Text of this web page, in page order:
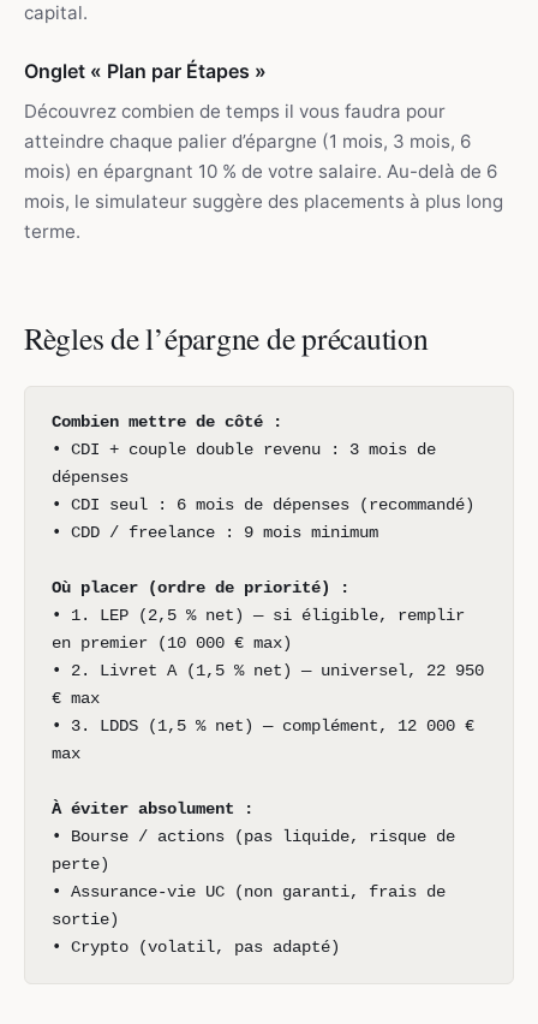
capital.
Onglet « Plan par Étapes »
Découvrez combien de temps il vous faudra pour
atteindre chaque palier d’épargne (1 mois, 3 mois, 6
mois) en épargnant 10 % de votre salaire. Au-delà de 6
mois, le simulateur suggère des placements à plus long
terme.
Règles de l’épargne de précaution
Combien mettre de côté :
• CDI + couple double revenu : 3 mois de
dépenses
• CDI seul : 6 mois de dépenses (recommandé)
• CDD / freelance : 9 mois minimum
Où placer (ordre de priorité) :
• 1. LEP (2,5 % net) — si éligible, remplir
en premier (10 000 € max)
• 2. Livret A (1,5 % net) — universel, 22 950
€ max
• 3. LDDS (1,5 % net) — complément, 12 000 €
max
À éviter absolument :
• Bourse / actions (pas liquide, risque de
perte)
• Assurance-vie UC (non garanti, frais de
sortie)
• Crypto (volatil, pas adapté)